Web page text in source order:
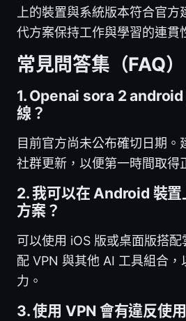
上的裝置與系統版本符合官
代方案保持工作與學習的連貫
常見問答集（FAQ）
1. Openai sora 2 android
線？
目前官方尚未公布確切日期。
社群更新，以便第一時間取得
2. 我可以在 Android 裝置
方案？
可以使用 iOS 版或桌面版搭
配 VPN 與其他 AI 工具組合，
力。
3. 使用 VPN 會有違反使